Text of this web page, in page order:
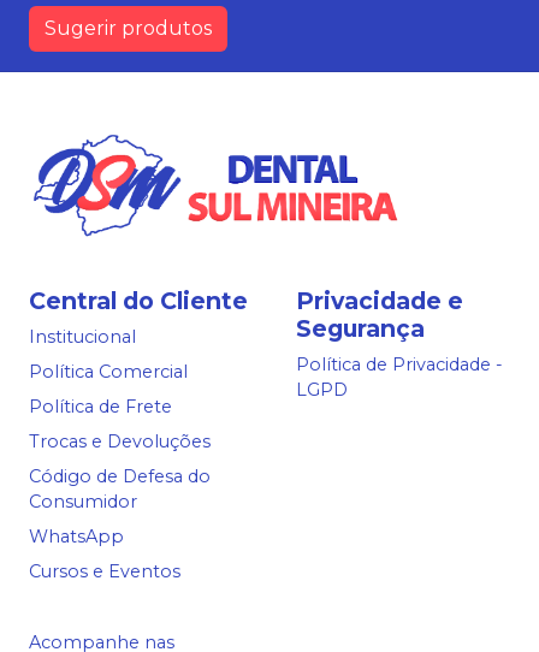
Sugerir produtos
Central do Cliente
Institucional
Política Comercial
Política de Frete
Trocas e Devoluções
Código de Defesa do
Consumidor
WhatsApp
Cursos e Eventos
Privacidade e
Segurança
Política de Privacidade -
LGPD
Acompanhe nas